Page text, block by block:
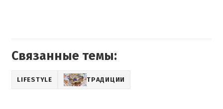
Связанные темы:
LIFESTYLE ТРАДИЦИИ